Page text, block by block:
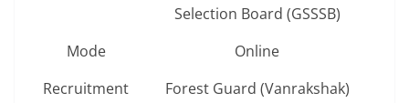
Selection Board (GSSSB)
Mode
Online
Recruitment
Forest Guard (Vanrakshak)